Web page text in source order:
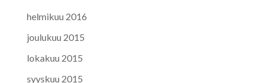
helmikuu 2016
joulukuu 2015
lokakuu 2015
syyskuu 2015